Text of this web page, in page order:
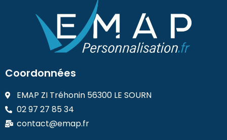
Coordonnées
EMAP ZI Tréhonin 56300 LE SOURN
02 97 27 85 34
contact@emap.fr